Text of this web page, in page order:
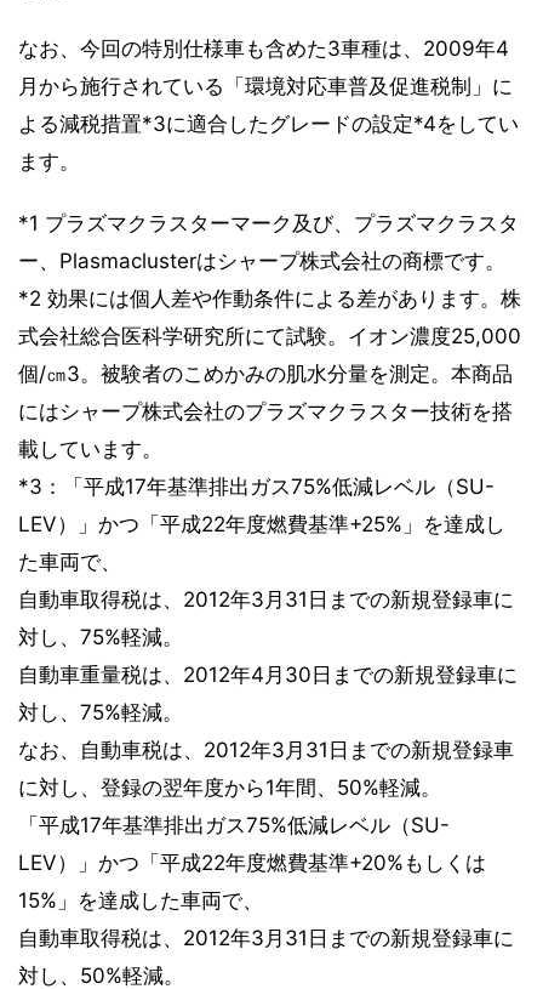
なお、今回の特別仕様車も含めた3車種は、2009年4
月から施行されている「環境対応車普及促進税制」に
よる減税措置*3に適合したグレードの設定*4をしてい
ます。
*1 プラズマクラスターマーク及び、プラズマクラスタ
ー、Plasmaclusterはシャープ株式会社の商標です。
*2 効果には個人差や作動条件による差があります。株
式会社総合医科学研究所にて試験。イオン濃度25,000
個/㎝3。被験者のこめかみの肌水分量を測定。本商品
にはシャープ株式会社のプラズマクラスター技術を搭
載しています。
*3：「平成17年基準排出ガス75%低減レベル（SU-
LEV）」かつ「平成22年度燃費基準+25%」を達成し
た車両で、
自動車取得税は、2012年3月31日までの新規登録車に
対し、75%軽減。
自動車重量税は、2012年4月30日までの新規登録車に
対し、75%軽減。
なお、自動車税は、2012年3月31日までの新規登録車
に対し、登録の翌年度から1年間、50%軽減。
「平成17年基準排出ガス75%低減レベル（SU-
LEV）」かつ「平成22年度燃費基準+20%もしくは
15%」を達成した車両で、
自動車取得税は、2012年3月31日までの新規登録車に
対し、50%軽減。